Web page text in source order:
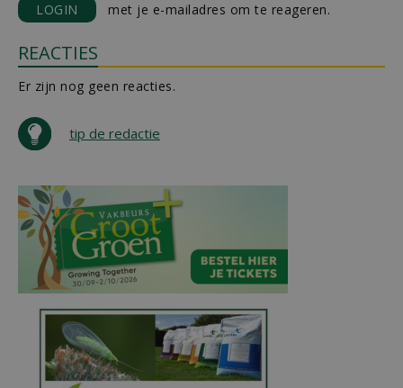
LOGIN met je e-mailadres om te reageren.
REACTIES
Er zijn nog geen reacties.
tip de redactie